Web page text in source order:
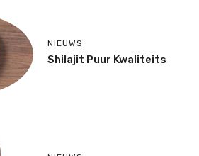
NIEUWS
Shilajit Puur Kwaliteits